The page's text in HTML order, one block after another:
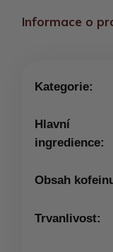
Informace o
Kategorie:
Hlavní
ingredience:
Obsah
Trvanlivost: